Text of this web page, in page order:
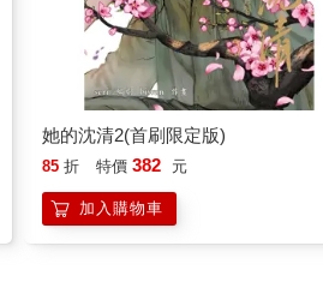
她的沈清2(首刷限定版)
85 折 特價 382 元
加入購物車